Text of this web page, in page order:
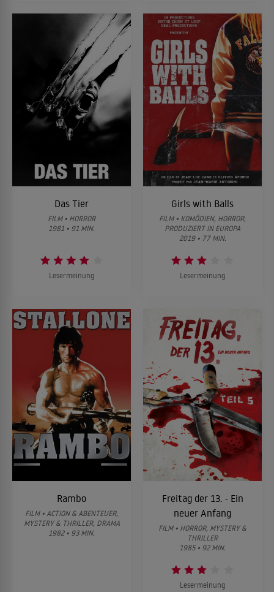
Das Tier
FILM • HORROR
1981 • 91 MIN.
Lesermeinung
Girls with Balls
FILM • KOMÖDIEN, HORROR,
PRODUZIERT IN EUROPA
2019 • 77 MIN.
Lesermeinung
Rambo
FILM • ACTION & ABENTEUER,
MYSTERY & THRILLER, DRAMA
1982 • 93 MIN.
Freitag der 13. - Ein
neuer Anfang
FILM • HORROR, MYSTERY &
THRILLER
1985 • 92 MIN.
Lesermeinung